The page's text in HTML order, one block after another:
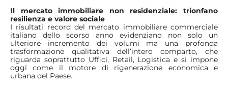
Il mercato immobiliare non residenziale: trionfano
resilienza e valore sociale
I risultati record del mercato immobiliare commerciale
italiano dello scorso anno evidenziano non solo un
ulteriore incremento dei volumi ma una profonda
trasformazione qualitativa dell’intero comparto, che
riguarda soprattutto Uffici, Retail, Logistica e si impone
oggi come il motore di rigenerazione economica e
urbana del Paese.